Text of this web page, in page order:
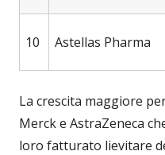
10 Astellas Pharma
La crescita maggiore
Merck e AstraZeneca
loro fatturato lievitare